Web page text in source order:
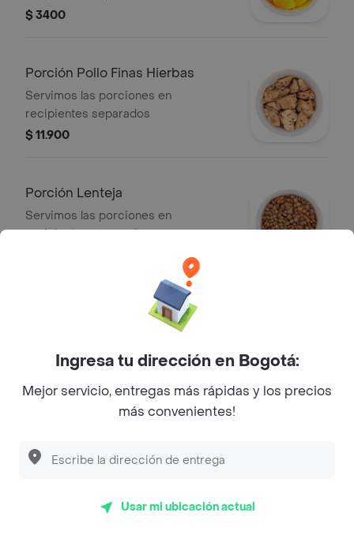
$ 3400
Porción Pollo Finas Hierbas
Servimos las porciones en
recipientes separados
$ 11.900
Porción Lenteja
Servimos las porciones en
recipientes separados
Lechuga, tomate cherry, zucchini,
maíz y salsa de la casa.
Servimos las porciones en
Ingresa tu dirección en Bogotá:
Mejor servicio, entregas más rápidas y los precios
más convenientes!
Usar mi ubicación actual